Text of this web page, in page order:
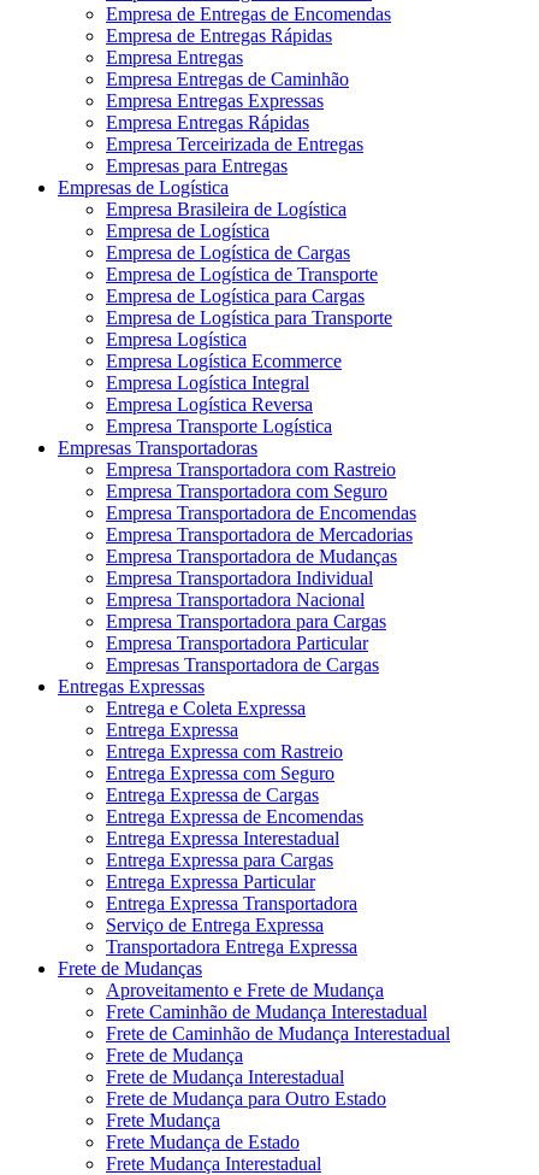
Empresa de Entregas de Encomendas
Empresa de Entregas Rápidas
Empresa Entregas
Empresa Entregas de Caminhão
Empresa Entregas Expressas
Empresa Entregas Rápidas
Empresa Terceirizada de Entregas
Empresas para Entregas
Empresas de Logística
Empresa Brasileira de Logística
Empresa de Logística
Empresa de Logística de Cargas
Empresa de Logística de Transporte
Empresa de Logística para Cargas
Empresa de Logística para Transporte
Empresa Logística
Empresa Logística Ecommerce
Empresa Logística Integral
Empresa Logística Reversa
Empresa Transporte Logística
Empresas Transportadoras
Empresa Transportadora com Rastreio
Empresa Transportadora com Seguro
Empresa Transportadora de Encomendas
Empresa Transportadora de Mercadorias
Empresa Transportadora de Mudanças
Empresa Transportadora Individual
Empresa Transportadora Nacional
Empresa Transportadora para Cargas
Empresa Transportadora Particular
Empresas Transportadora de Cargas
Entregas Expressas
Entrega e Coleta Expressa
Entrega Expressa
Entrega Expressa com Rastreio
Entrega Expressa com Seguro
Entrega Expressa de Cargas
Entrega Expressa de Encomendas
Entrega Expressa Interestadual
Entrega Expressa para Cargas
Entrega Expressa Particular
Entrega Expressa Transportadora
Serviço de Entrega Expressa
Transportadora Entrega Expressa
Frete de Mudanças
Aproveitamento e Frete de Mudança
Frete Caminhão de Mudança Interestadual
Frete de Caminhão de Mudança Interestadual
Frete de Mudança
Frete de Mudança Interestadual
Frete de Mudança para Outro Estado
Frete Mudança
Frete Mudança de Estado
Frete Mudança Interestadual